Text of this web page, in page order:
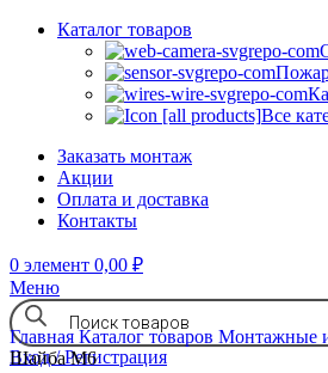
Каталог товаров
Все
Заказать монтаж
Акции
Оплата и доставка
Контакты
0 элемент 0,00 ₽
Меню
Вход / Регистрация
Главная Каталог товаров Монтажные
Шайба М6